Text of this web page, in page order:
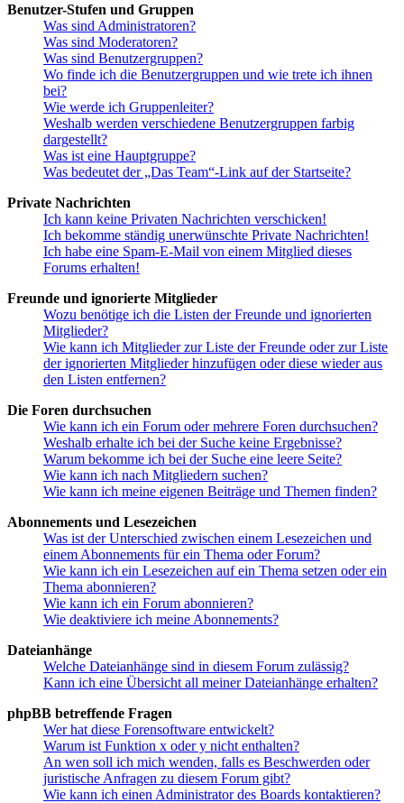
Benutzer-Stufen und Gruppen
Was sind Administratoren?
Was sind Moderatoren?
Was sind Benutzergruppen?
Wo finde ich die Benutzergruppen und wie trete ich ihnen
bei?
Wie werde ich Gruppenleiter?
Weshalb werden verschiedene Benutzergruppen farbig
dargestellt?
Was ist eine Hauptgruppe?
Was bedeutet der „Das Team“-Link auf der Startseite?
Private Nachrichten
Ich kann keine Privaten Nachrichten verschicken!
Ich bekomme ständig unerwünschte Private Nachrichten!
Ich habe eine Spam-E-Mail von einem Mitglied dieses
Forums erhalten!
Freunde und ignorierte Mitglieder
Wozu benötige ich die Listen der Freunde und ignorierten
Mitglieder?
Wie kann ich Mitglieder zur Liste der Freunde oder zur Liste
der ignorierten Mitglieder hinzufügen oder diese wieder aus
den Listen entfernen?
Die Foren durchsuchen
Wie kann ich ein Forum oder mehrere Foren durchsuchen?
Weshalb erhalte ich bei der Suche keine Ergebnisse?
Warum bekomme ich bei der Suche eine leere Seite?
Wie kann ich nach Mitgliedern suchen?
Wie kann ich meine eigenen Beiträge und Themen finden?
Abonnements und Lesezeichen
Was ist der Unterschied zwischen einem Lesezeichen und
einem Abonnements für ein Thema oder Forum?
Wie kann ich ein Lesezeichen auf ein Thema setzen oder ein
Thema abonnieren?
Wie kann ich ein Forum abonnieren?
Wie deaktiviere ich meine Abonnements?
Dateianhänge
Welche Dateianhänge sind in diesem Forum zulässig?
Kann ich eine Übersicht all meiner Dateianhänge erhalten?
phpBB betreffende Fragen
Wer hat diese Forensoftware entwickelt?
Warum ist Funktion x oder y nicht enthalten?
An wen soll ich mich wenden, falls es Beschwerden oder
juristische Anfragen zu diesem Forum gibt?
Wie kann ich einen Administrator des Boards kontaktieren?